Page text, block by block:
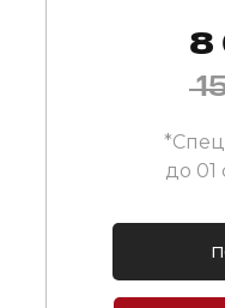
8
до 01